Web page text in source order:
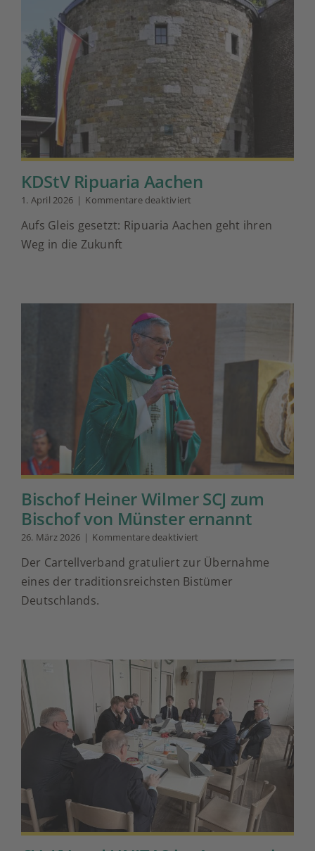
KDStV Ripuaria Aachen
1. April 2026 | Kommentare deaktiviert
Ripuaria
Aufs Gleis gesetzt: Ripuaria Aachen geht ihren
Weg in die Zukunft
Bischof Heiner Wilmer SCJ zum
Bischof von Münster ernannt
26. März 2026 | Kommentare deaktiviert
Heiner
Wilmer
SCJ
ernannt
Der Cartellverband gratuliert zur Übernahme
eines der traditionsreichsten Bistümer
Deutschlands.